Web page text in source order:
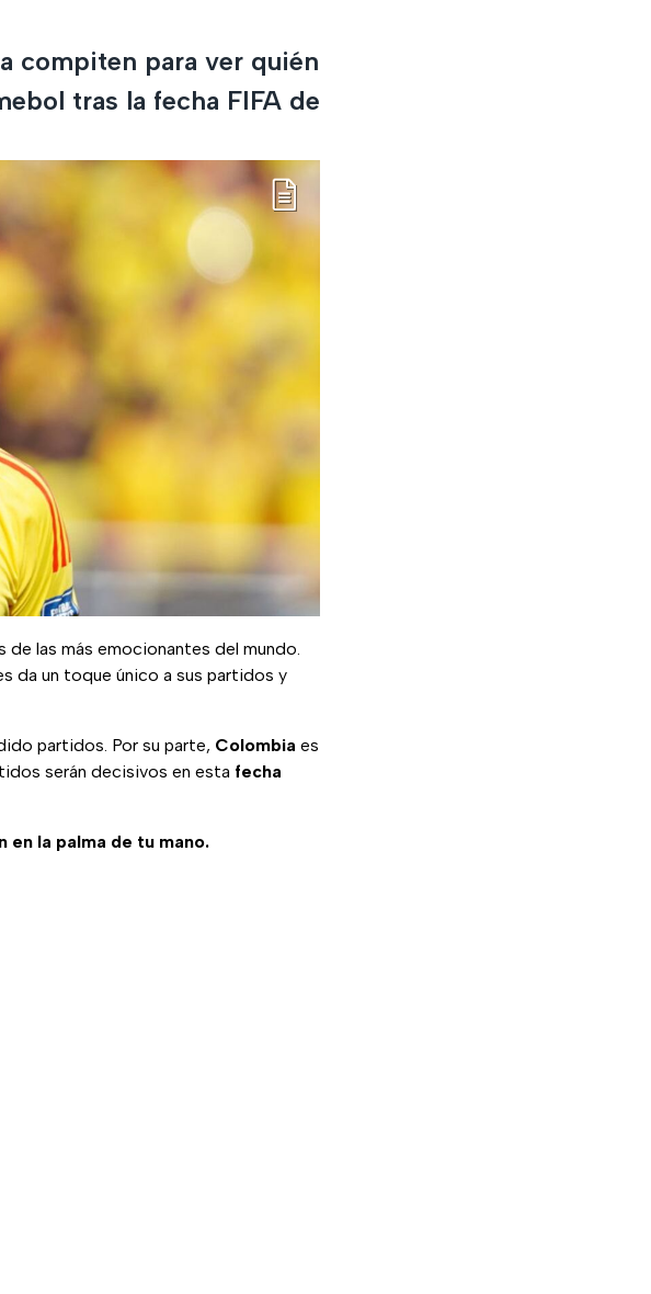
compiten para ver quién
tras la fecha FIFA de
de las más emocionantes del mundo.
da un toque único a sus partidos y
partidos. Por su parte, Colombia es
serán decisivos en esta fecha
en la palma de tu mano.